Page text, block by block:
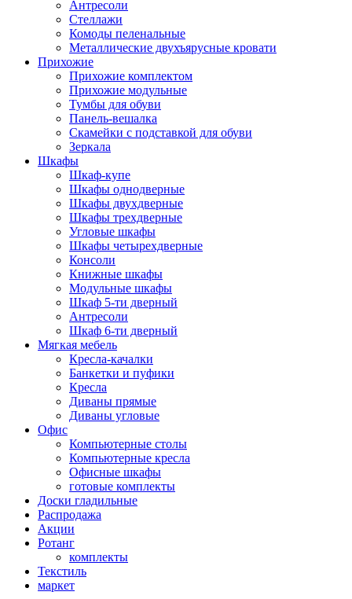
Антресоли
Стеллажи
Комоды пеленальные
Металлические двухъярусные кровати
Прихожие
Прихожие комплектом
Прихожие модульные
Тумбы для обуви
Панель-вешалка
Скамейки с подставкой для обуви
Зеркала
Шкафы
Шкаф-купе
Шкафы однодверные
Шкафы двухдверные
Шкафы трехдверные
Угловые шкафы
Шкафы четырехдверные
Консоли
Книжные шкафы
Модульные шкафы
Шкаф 5-ти дверный
Антресоли
Шкаф 6-ти дверный
Мягкая мебель
Кресла-качалки
Банкетки и пуфики
Кресла
Диваны прямые
Диваны угловые
Офис
Компьютерные столы
Компьютерные кресла
Офисные шкафы
готовые комплекты
Доски гладильные
Распродажа
Акции
Ротанг
комплекты
Текстиль
маркет